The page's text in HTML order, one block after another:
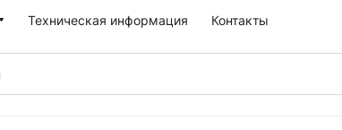
Техническая информация Контакты